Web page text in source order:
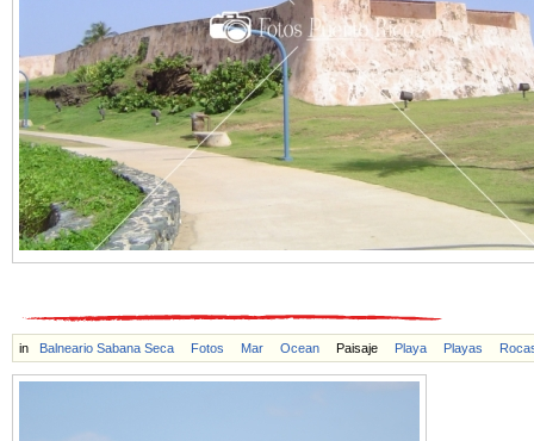
in Balneario Sabana Seca Fotos Mar Ocean Paisaje Playa Playas